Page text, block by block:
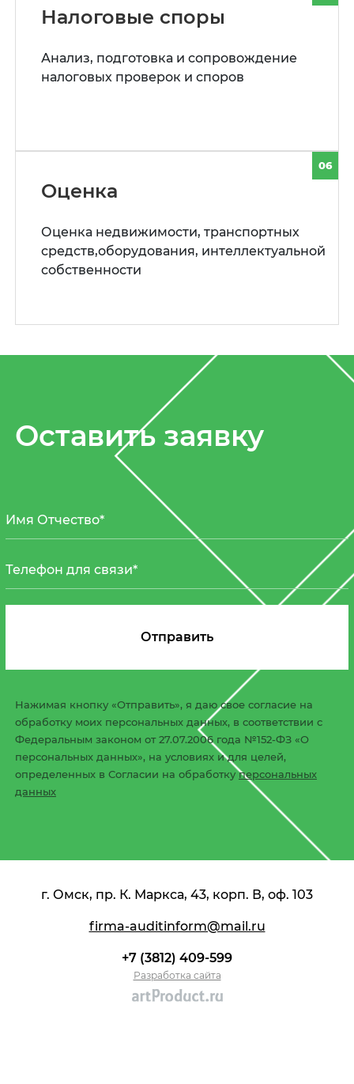
Налоговые споры
Анализ, подготовка и сопровождение
налоговых проверок и споров
06
Оценка
Оценка недвижимости, транспортных
средств,оборудования, интеллектуальной
собственности
Оставить заявку
Нажимая кнопку «Отправить», я даю свое согласие на
обработку моих персональных данных, в соответствии с
Федеральным законом от 27.07.2006 года №152-ФЗ «О
персональных данных», на условиях и для целей,
определенных в Согласии на обработкуперсональных
данных
г. Омск, пр. К. Маркса, 43, корп. В, оф. 103
firma-auditinform@mail.ru
+7 (3812) 409-599
Разработка сайта